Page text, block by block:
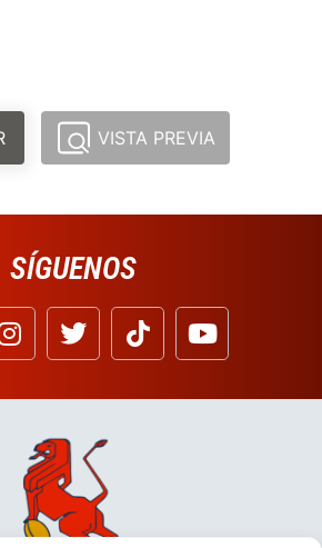
VISTA PREVIA
SÍGUENOS